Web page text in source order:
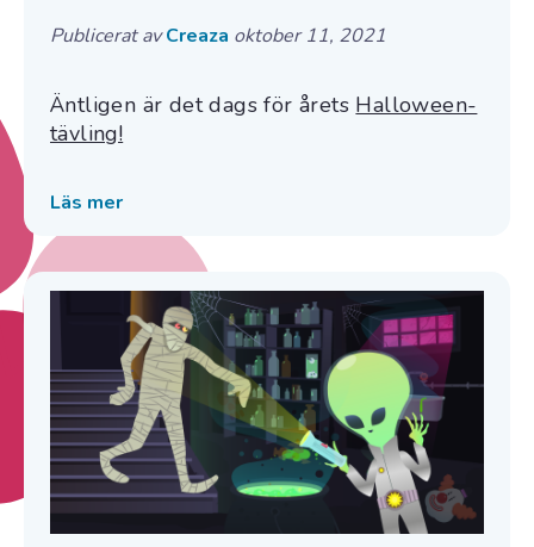
Publicerat avCreaza oktober 11, 2021
Äntligen är det dags för årets Halloween-
tävling!
Läs mer